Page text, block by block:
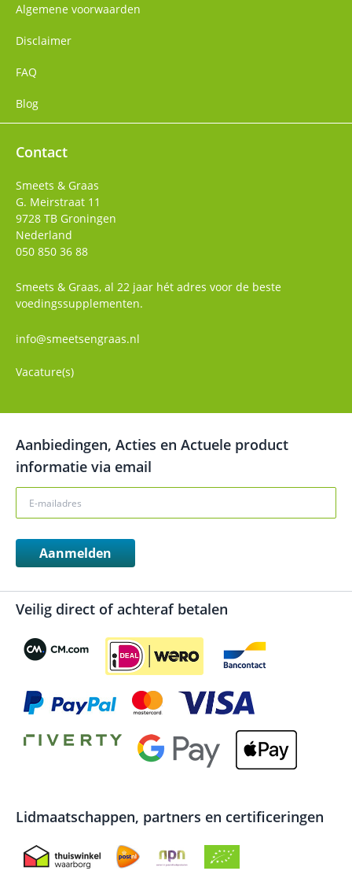
Algemene voorwaarden
Disclaimer
FAQ
Blog
Contact
Smeets & Graas
G. Meirstraat 11
9728 TB Groningen
Nederland
050 850 36 88
Smeets & Graas, al 22 jaar hét adres voor de beste
voedingssupplementen.
info@smeetsengraas.nl
Vacature(s)
Aanbiedingen, Acties en Actuele product
informatie via email
Aanmelden
Veilig direct of achteraf betalen
Lidmaatschappen, partners en certificeringen